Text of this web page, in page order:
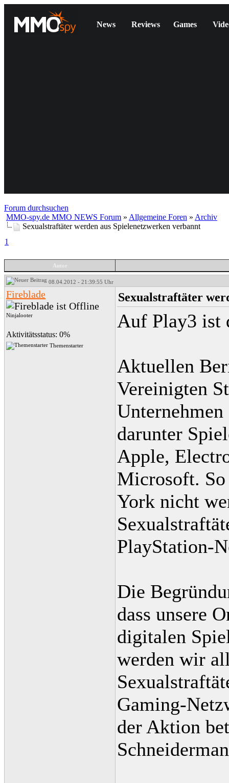
News Reviews Games
Forum durchsuchen
MMO-spy.de MMO NEWS Forum » Allgemeine Foren » Archiv
Sexualstraftäter werden aus Spielenetzwerken verbannt
1
Autor
08.04.2012 - 21:39:55 Uhr
Fireblade
Ninjalooter
Aktivitätsstatus: 0%
Themenstarter
Sexualstraftäter
Auf Play3 ist
Aktuellen
Vereinigten
darunter
Apple,
Microsoft. So
York nicht
PlayStation-
Die
dass unsere
digitalen
werden wir
Gaming-
der Aktion